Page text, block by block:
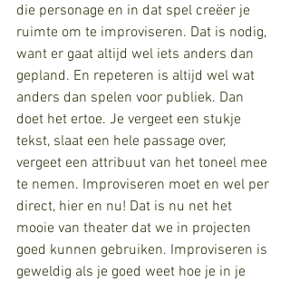
die personage en in dat spel creëer je
ruimte om te improviseren. Dat is nodig,
want er gaat altijd wel iets anders dan
gepland. En repeteren is altijd wel wat
anders dan spelen voor publiek. Dan
doet het ertoe. Je vergeet een stukje
tekst, slaat een hele passage over,
vergeet een attribuut van het toneel mee
te nemen. Improviseren moet en wel per
direct, hier en nu! Dat is nu net het
mooie van theater dat we in projecten
goed kunnen gebruiken. Improviseren is
geweldig als je goed weet hoe je in je